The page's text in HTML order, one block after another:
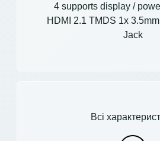
4 supports display /
HDMI 2.1 TMDS 1x
Jack
Всі